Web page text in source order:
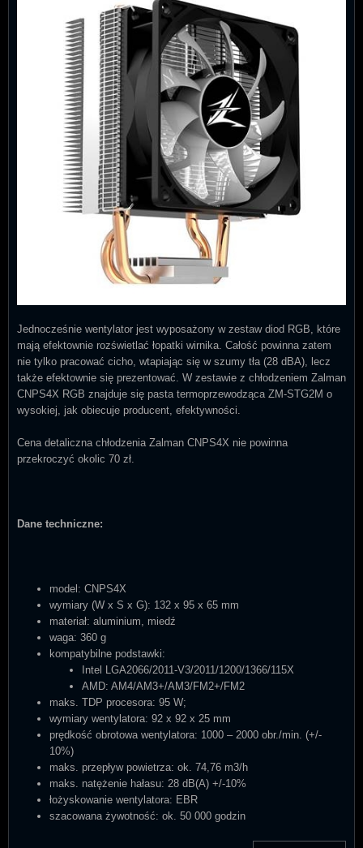
Jednocześnie wentylator jest wyposażony w zestaw diod RGB, które
mają efektownie rozświetlać łopatki wirnika. Całość powinna zatem
nie tylko pracować cicho, wtapiając się w szumy tła (28 dBA), lecz
także efektownie się prezentować. W zestawie z chłodzeniem Zalman
CNPS4X RGB znajduje się pasta termoprzewodząca ZM-STG2M o
wysokiej, jak obiecuje producent, efektywności.
Cena detaliczna chłodzenia Zalman CNPS4X nie powinna
przekroczyć okolic 70 zł.
Dane techniczne:
model: CNPS4X
wymiary (W x S x G): 132 x 95 x 65 mm
materiał: aluminium, miedź
waga: 360 g
kompatybilne podstawki:
Intel LGA2066/2011-V3/2011/1200/1366/115X
AMD: AM4/AM3+/AM3/FM2+/FM2
maks. TDP procesora: 95 W;
wymiary wentylatora: 92 x 92 x 25 mm
prędkość obrotowa wentylatora: 1000 – 2000 obr./min. (+/-
10%)
maks. przepływ powietrza: ok. 74,76 m3/h
maks. natężenie hałasu: 28 dB(A) +/-10%
łożyskowanie wentylatora: EBR
szacowana żywotność: ok. 50 000 godzin